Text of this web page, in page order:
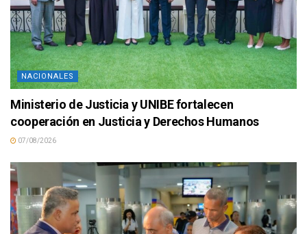
NACIONALES
Ministerio de Justicia y UNIBE fortalecen
cooperación en Justicia y Derechos Humanos
07/08/2026